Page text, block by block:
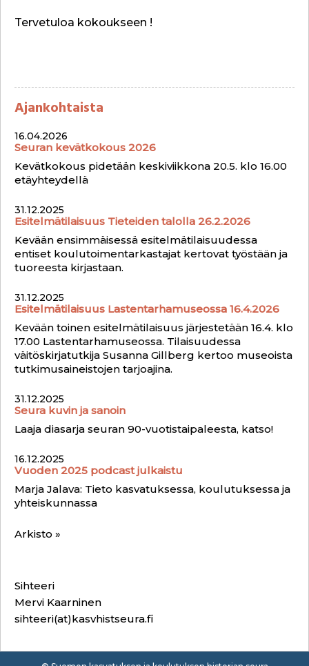
Tervetuloa kokoukseen !
Ajankohtaista
16.04.2026
Seuran kevätkokous 2026
Kevätkokous pidetään keskiviikkona 20.5. klo 16.00
etäyhteydellä
31.12.2025
Esitelmätilaisuus Tieteiden talolla 26.2.2026
Kevään ensimmäisessä esitelmätilaisuudessa
entiset koulutoimentarkastajat kertovat työstään ja
tuoreesta kirjastaan.
31.12.2025
Esitelmätilaisuus Lastentarhamuseossa 16.4.2026
Kevään toinen esitelmätilaisuus järjestetään 16.4. klo
17.00 Lastentarhamuseossa. Tilaisuudessa
väitöskirjatutkija Susanna Gillberg kertoo museoista
tutkimusaineistojen tarjoajina.
31.12.2025
Seura kuvin ja sanoin
Laaja diasarja seuran 90-vuotistaipaleesta, katso!
16.12.2025
Vuoden 2025 podcast julkaistu
Marja Jalava: Tieto kasvatuksessa, koulutuksessa ja
yhteiskunnassa
Arkisto »
Sihteeri
Mervi Kaarninen
sihteeri(at)kasvhistseura.fi